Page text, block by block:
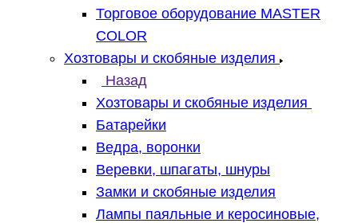
Торговое оборудование MASTER
COLOR
Хозтовары и скобяные изделия
Назад
Хозтовары и скобяные изделия
Батарейки
Ведра, воронки
Веревки, шпагаты, шнуры
Замки и скобяные изделия
Лампы паяльные и керосиновые,